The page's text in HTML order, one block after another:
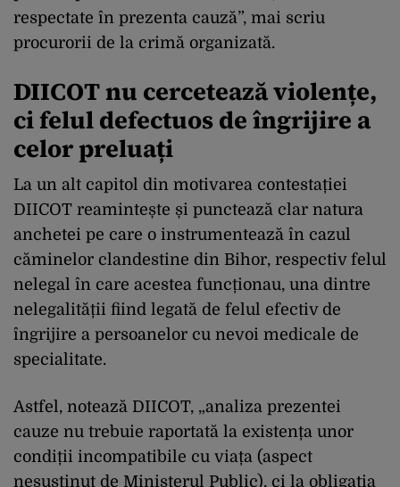
respectate în prezenta cauză”, mai scriu
procurorii de la crimă organizată.
DIICOT nu cercetează violențe,
ci felul defectuos de îngrijire a
celor preluați
La un alt capitol din motivarea contestației
DIICOT reamintește și punctează clar natura
anchetei pe care o instrumentează în cazul
căminelor clandestine din Bihor, respectiv felul
nelegal în care acestea funcționau, una dintre
nelegalității fiind legată de felul efectiv de
îngrijire a persoanelor cu nevoi medicale de
specialitate.
Astfel, notează DIICOT, „analiza prezentei
cauze nu trebuie raportată la existența unor
condiții incompatibile cu viața (aspect
nesusținut de Ministerul Public), ci la obligația